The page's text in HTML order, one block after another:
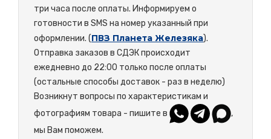
три часа после оплаты. Информируем о
готовности в SMS на номер указанный при
оформлении. (ПВЗ Планета Железяка).
Отправка заказов в СДЭК происходит
ежедневно до 22:00 только после оплаты
(остальные способы доставок - раз в неделю)
Возникнут вопросы по характеристикам и
фотографиям товара - пишите в
,
мы Вам поможем.